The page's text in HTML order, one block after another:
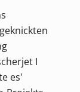
I
es'